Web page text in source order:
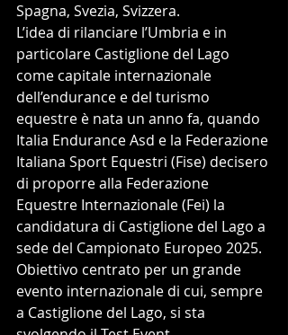
Spagna, Svezia, Svizzera.
L’idea di rilanciare l’Umbria e in
particolare Castiglione del Lago
come capitale internazionale
dell’endurance e del turismo
equestre è nata un anno fa, quando
Italia Endurance Asd e la Federazione
Italiana Sport Equestri (Fise) decisero
di proporre alla Federazione
Equestre Internazionale (Fei) la
candidatura di Castiglione del Lago a
sede del Campionato Europeo 2025.
Obiettivo centrato per un grande
evento internazionale di cui, sempre
a Castiglione del Lago, si sta